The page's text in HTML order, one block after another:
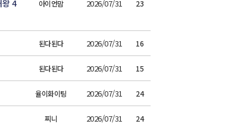
왕 4
아이언맘 2026/07/31 23
된다된다 2026/07/31 16
된다된다 2026/07/31 15
율이화이팅 2026/07/31 24
찌니 2026/07/31 24